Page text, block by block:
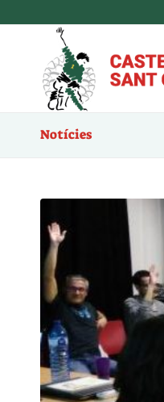
Notícies